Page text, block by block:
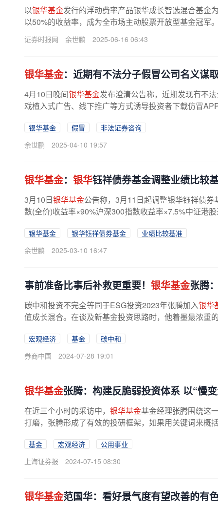
以银华基金发行的浮动费率产品银华成长智选混合基金
以50%的收益率，成为全市场主动股票开放型基金冠军
证券时报网 余世鹏 2025-06-16 06:43
银华基金：近期有不法分子假冒公司名义谋
4月10日晚间银华基金发布澄清公告称，近期发现有不
戏植入式广告、线下推广等方式诱导投资者下载仿冒
银华基金 假冒
非法证券咨询
余世鹏
2025-04-10 19:57
银华基金： 银华钰祥债券基金调整业绩比较
3月10日银华基金公告称，3月11日起调整银华钰祥债
数(全价)收益率×90%沪深300指数收益率×7.5%中证港
银华基金 银华钰祥债券基金
业绩比较基准
余世鹏
2025-03-10 16:47
事前准备比事后补救更重要！ 银华基金张腾
碳中和投资不完全等同于ESG投资2023年张腾加入银华
值成长混合。在谈及新基金投资思路时，他着墨最浓重
宏观经济 基金
碳中和
券商中国
2024-07-28 19:01
银华基金张腾：构建反脆弱投资体系 以“慢
在近三个小时的采访中， 银华基金基金经理张腾围绕这
打磨，张腾形成了有效的投研框架，如果用关键词来概
基金 宏观经济
公用事业
上海证券报
2024-07-15 08:30
银华基金范国华：看好景气度有望改善的有